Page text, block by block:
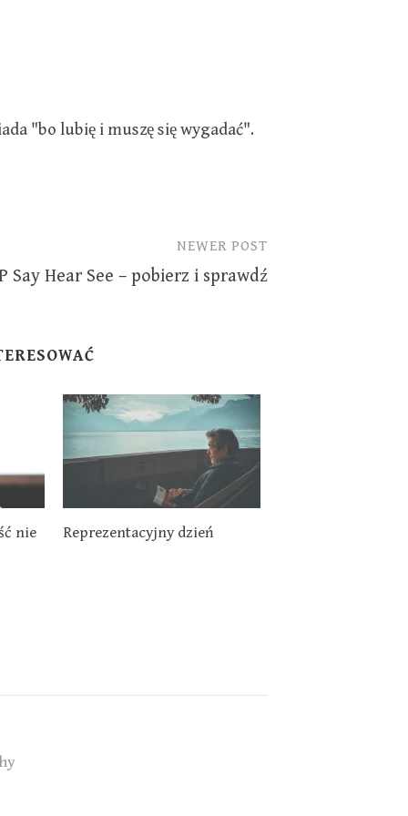
"bo lubię i muszę się wygadać".
NEWER POST
Say Hear See – pobierz i sprawdź
nie Reprezentacyjny dzień